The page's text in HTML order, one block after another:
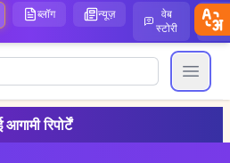
ब्लॉग न्यूज़
वेब
स्टोरी
Open
आगामी रिपोर्टें